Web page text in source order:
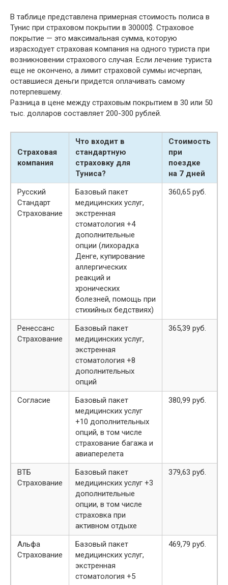
В таблице представлена примерная стоимость полиса в
Тунис при страховом покрытии в 30000$. Страховое
покрытие — это максимальная сумма, которую
израсходует страховая компания на одного туриста при
возникновении страхового случая. Если лечение туриста
еще не окончено, а лимит страховой суммы исчерпан,
оставшиеся деньги придется оплачивать самому
потерпевшему.
Разница в цене между страховым покрытием в 30 или 50
тыс. долларов составляет 200-300 рублей.
Страховая
компания
Что входит в
стандартную
страховку для
Туниса?
Стоимость
при
поездке
на 7 дней
Русский
Стандарт
Страхование
Базовый пакет
медицинских услуг,
экстренная
стоматология +4
дополнительные
опции (лихорадка
Денге, купирование
аллергических
реакций и
хронических
болезней, помощь при
стихийных бедствиях)
360,65 руб.
Ренессанс
Страхование
Базовый пакет
медицинских услуг,
экстренная
стоматология +8
дополнительных
опций
365,39 руб.
Согласие
Базовый пакет
медицинских услуг
+10 дополнительных
опций, в том числе
страхование багажа и
авиаперелета
380,99 руб.
ВТБ
Страхование
Базовый пакет
медицинских услуг +3
дополнительные
опции, в том числе
страховка при
активном отдыхе
379,63 руб.
Альфа
Страхование
Базовый пакет
медицинских услуг,
экстренная
стоматология +5
469,79 руб.